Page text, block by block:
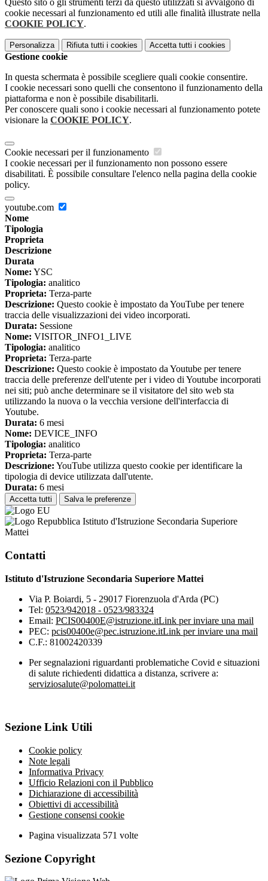
Questo sito o gli strumenti terzi da questo utilizzati si avvalgono di
cookie necessari al funzionamento ed utili alle finalità illustrate nella
COOKIE POLICY.
Personalizza Rifiuta tutti i cookies Accetta tutti i cookies
Gestione cookie
In questa schermata è possibile scegliere quali cookie consentire.
I cookie necessari sono quelli che consentono il funzionamento della
piattaforma e non è possibile disabilitarli.
Per conoscere quali sono i cookie necessari al funzionamento potete
visionare la COOKIE POLICY.
Cookie necessari per il funzionamento
I cookie necessari per il funzionamento non possono essere
disabilitati. È possibile consultare l'elenco nella pagina della cookie
policy.
youtube.com
Nome
Tipologia
Proprieta
Descrizione
Durata
Nome: YSC
Tipologia: analitico
Proprieta: Terza-parte
Descrizione: Questo cookie è impostato da YouTube per tenere
traccia delle visualizzazioni dei video incorporati.
Durata: Sessione
Nome: VISITOR_INFO1_LIVE
Tipologia: analitico
Proprieta: Terza-parte
Descrizione: Questo cookie è impostato da Youtube per tenere
traccia delle preferenze dell'utente per i video di Youtube incorporati
nei siti; può anche determinare se il visitatore del sito web sta
utilizzando la nuova o la vecchia versione dell'interfaccia di
Youtube.
Durata: 6 mesi
Nome: DEVICE_INFO
Tipologia: analitico
Proprieta: Terza-parte
Descrizione: YouTube utilizza questo cookie per identificare la
tipologia di device utilizzata dall'utente.
Durata: 6 mesi
Accetta tutti Salva le preferenze
Istituto d'Istruzione Secondaria Superiore
Mattei
Contatti
Istituto d'Istruzione Secondaria Superiore Mattei
Via P. Boiardi, 5 - 29017 Fiorenzuola d'Arda (PC)
Tel: 0523/942018 - 0523/983324
Email: PCIS00400E@istruzione.itLink per inviare una mail
PEC: pcis00400e@pec.istruzione.itLink per inviare una mail
C.F.: 81002420339
Per segnalazioni riguardanti problematiche Covid e situazioni
di salute richiedenti didattica a distanza, scrivere a:
serviziosalute@polomattei.it
Sezione Link Utili
Cookie policy
Note legali
Informativa Privacy
Ufficio Relazioni con il Pubblico
Dichiarazione di accessibilità
Obiettivi di accessibilità
Gestione consensi cookie
Pagina visualizzata 571 volte
Sezione Copyright